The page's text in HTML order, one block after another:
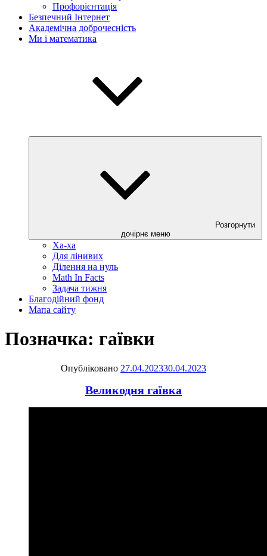
Профорієнтація
Безпечний Інтернет
Академічна доброчесність
Ми і математика
Розгорнути
дочірнє меню
Ха-ха
Для лінивих
Ділення на нуль
Math In Facts
Задача тижня
Благодійний фонд
Мапа сайту
Позначка: гаївки
Опубліковано 27.04.202330.04.2023
Великодня гаївка